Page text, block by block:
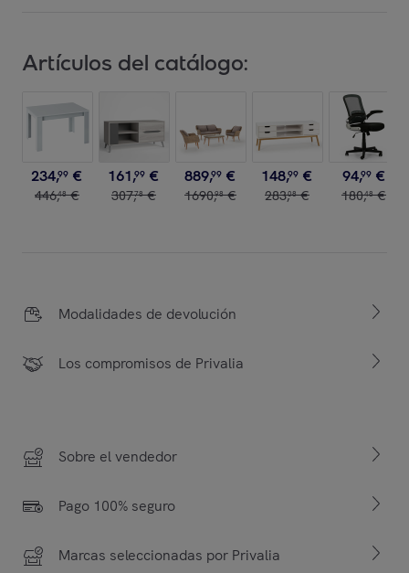
Artículos del catálogo:
234,99 €
446,48 €
161,99 €
307,78 €
889,99 €
1690,98 €
148,99 €
283,08 €
94,99 €
180,48 €
Modalidades de devolución
Los compromisos de Privalia
Sobre el vendedor
Pago 100% seguro
Marcas seleccionadas por Privalia